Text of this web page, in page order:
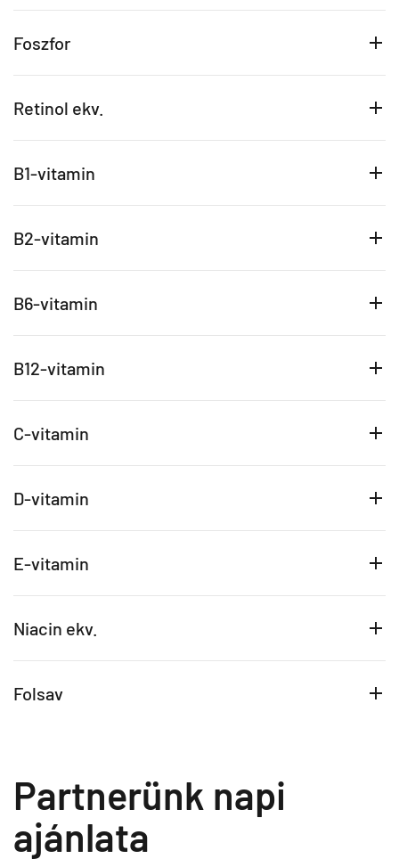
Foszfor
Retinol ekv.
B1-vitamin
B2-vitamin
B6-vitamin
B12-vitamin
C-vitamin
D-vitamin
E-vitamin
Niacin ekv.
Folsav
Partnerünk napi
ajánlata